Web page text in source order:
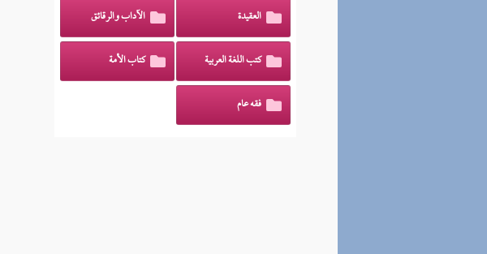
العقيدة الآداب والرقائق
كتب اللغة العربية كتاب الأمة
فقه عام